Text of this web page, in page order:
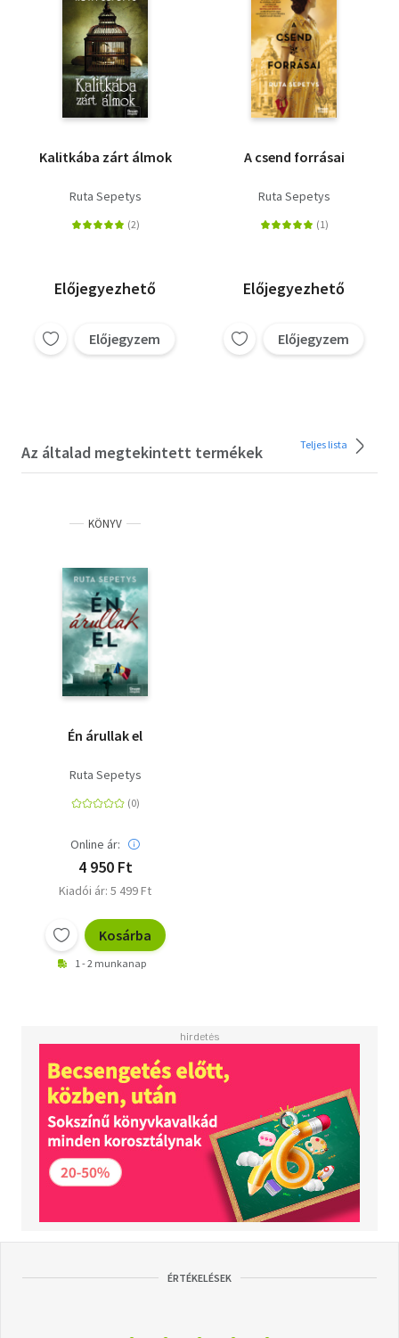
Kalitkába zárt álmok
Ruta Sepetys
Előjegyezhető
Előjegyzem
A csend forrásai
Ruta Sepetys
Előjegyezhető
Előjegyzem
Az általad megtekintett termékek Teljes lista
KÖNYV
Én árullak el
Ruta Sepetys
Online ár:
4 950 Ft
Kiadói ár: 5 499 Ft
Kosárba
1 - 2 munkanap
ÉRTÉKELÉSEK